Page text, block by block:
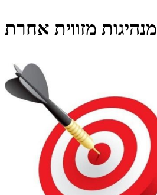
מנהיגות מזווית אחרת